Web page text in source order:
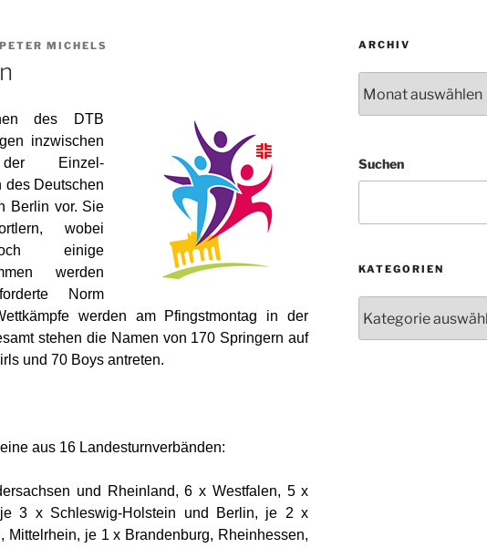
MICHELS
des DTB
inzwischen
Einzel-
des Deutschen
Berlin vor. Sie
wobei
einige
werden
Norm
werden am Pfingstmontag in der
stehen die Namen von 170 Springern auf
und 70 Boys antreten.
aus 16 Landesturnverbänden:
und Rheinland, 6 x Westfalen, 5 x
3 x Schleswig-Holstein und Berlin, je 2 x
Mittelrhein, je 1 x Brandenburg, Rheinhessen,
ARCHIV
Suchen
KATEGORIEN